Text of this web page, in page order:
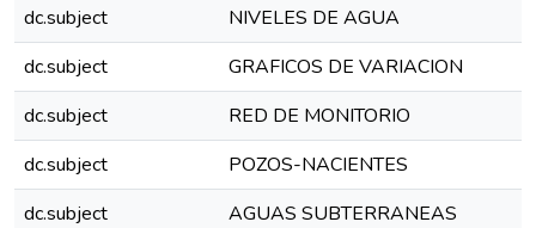
dc.subject
NIVELES DE AGUA
dc.subject
GRAFICOS DE VARIACION
dc.subject
RED DE MONITORIO
dc.subject
POZOS-NACIENTES
dc.subject
AGUAS SUBTERRANEAS